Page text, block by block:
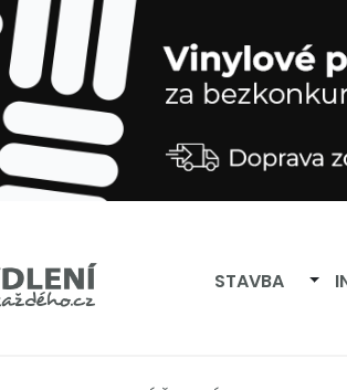
STAVBA